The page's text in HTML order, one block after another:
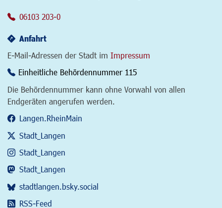
06103 203-0
Anfahrt
E-Mail-Adressen der Stadt im Impressum
Einheitliche Behördennummer 115
Die Behördennummer kann ohne Vorwahl von allen
Endgeräten angerufen werden.
Langen.RheinMain
Stadt_Langen
Stadt_Langen
Stadt_Langen
stadtlangen.bsky.social
RSS-Feed